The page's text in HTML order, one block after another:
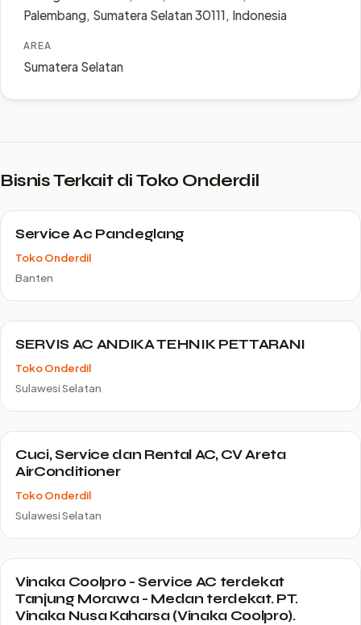
Palembang, Sumatera Selatan 30111, Indonesia
AREA
Sumatera Selatan
Bisnis Terkait di Toko Onderdil
Service Ac Pandeglang
Toko Onderdil
Banten
SERVIS AC ANDIKA TEHNIK PETTARANI
Toko Onderdil
Sulawesi Selatan
Cuci, Service dan Rental AC, CV Areta
AirConditioner
Toko Onderdil
Sulawesi Selatan
Vinaka Coolpro - Service AC terdekat
Tanjung Morawa - Medan terdekat. PT.
Vinaka Nusa Kaharsa (Vinaka Coolpro).